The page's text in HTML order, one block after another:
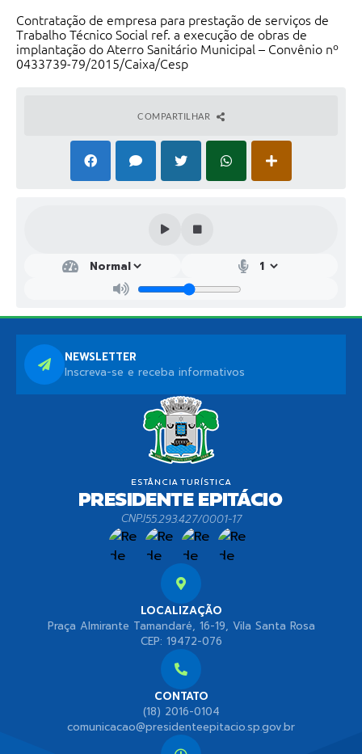
Contratação de empresa para prestação de serviços de
Trabalho Técnico Social ref. a execução de obras de
implantação do Aterro Sanitário Municipal – Convênio nº
0433739-79/2015/Caixa/Cesp
COMPARTILHAR
LOCALIZAÇÃO
Praça Almirante Tamandaré, 16-19, Vila Santa Rosa
CEP: 19472-076
CONTATO
(18) 2016-0104
comunicacao@presidenteepitacio.sp.gov.br
CNPJ55.293.427/0001-17
NEWSLETTER
Inscreva-se e receba informativos